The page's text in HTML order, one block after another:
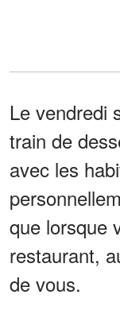
Le vendredi
train de
avec les
que lorsque
restaurant,
de vous.